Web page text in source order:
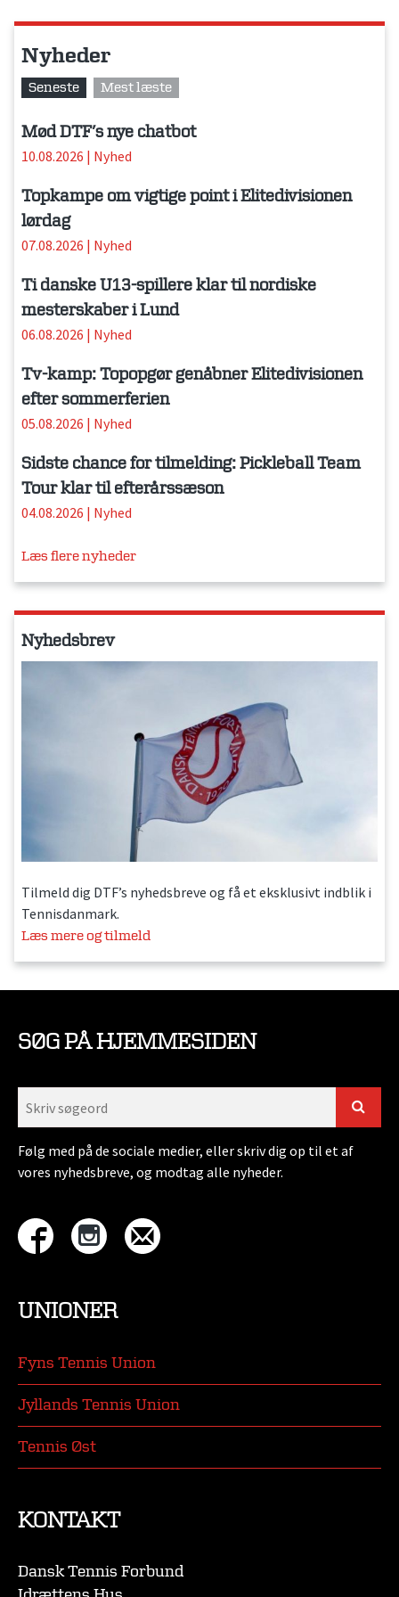
Nyheder
Seneste Mest læste
Mød DTF’s nye chatbot
10.08.2026 | Nyhed
Topkampe om vigtige point i Elitedivisionen
lørdag
07.08.2026 | Nyhed
Ti danske U13-spillere klar til nordiske
mesterskaber i Lund
06.08.2026 | Nyhed
Tv-kamp: Topopgør genåbner Elitedivisionen
efter sommerferien
05.08.2026 | Nyhed
Sidste chance for tilmelding: Pickleball Team
Tour klar til efterårssæson
04.08.2026 | Nyhed
Læs flere nyheder
Nyhedsbrev
Tilmeld dig DTF’s nyhedsbreve og få et eksklusivt indblik i
Tennisdanmark.
Læs mere og tilmeld
SØG PÅ HJEMMESIDEN
Følg med på de sociale medier, eller skriv dig op til et af
vores nyhedsbreve, og modtag alle nyheder.
UNIONER
Fyns Tennis Union
Jyllands Tennis Union
Tennis Øst
KONTAKT
Dansk Tennis Forbund